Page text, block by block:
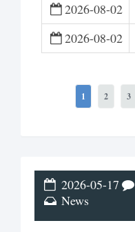
2026-08-02
2026-08-02
1 2 3
2026-05-17
News